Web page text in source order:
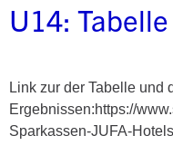
U14:
Link zur der Tabelle und
Ergebnissen:https://
Sparkassen-JUFA-